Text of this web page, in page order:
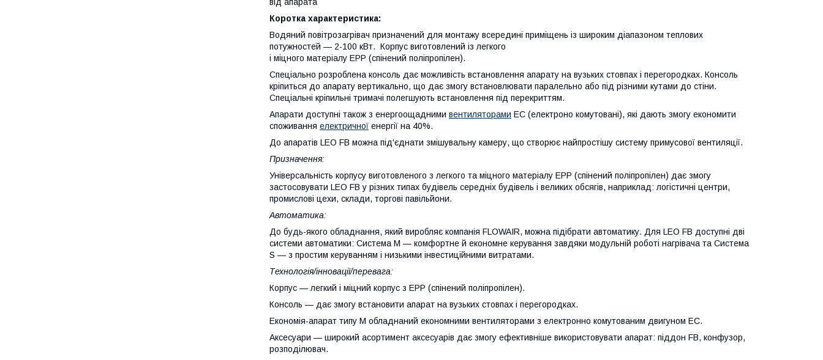
Коротка характеристика:
Водяний повітрозагрівач призначений для монтажу всередині приміщень із широким діапазоном теплових
потужностей — 2-100 кВт. Корпус виготовлений із легкого
і міцного матеріалу EPP (спінений поліпропілен).
Спеціально розроблена консоль дає можливість встановлення апарату на вузьких стовпах і перегородках. Консоль
кріпиться до апарату вертикально, що дає змогу встановлювати паралельно або під різними кутами до стіни.
Спеціальні кріпильні тримачі полегшують встановлення під перекриттям.
Апарати доступні також з енергоощадними вентиляторами EC (електроно комутовані), які дають змогу економити
споживання електричної енергії на 40%.
До апаратів LEO FB можна під'єднати змішувальну камеру, що створює найпростішу систему примусової вентиляції.
Призначення:
Універсальність корпусу виготовленого з легкого та міцного матеріалу EPP (спінений поліпропілен) дає змогу
застосовувати LEO FB у різних типах будівель середніх будівель і великих обсягів, наприклад: логістичні центри,
промислові цехи, склади, торгові павільйони.
Автоматика:
До будь-якого обладнання, який виробляє компанія FLOWAIR, можна підібрати автоматику. Для LEO FB доступні дві
системи автоматики: Система М — комфортне й економне керування завдяки модульній роботі нагрівача та Система
S — з простим керуванням і низькими інвестиційними витратами.
Технологія/інновації/перевага:
Корпус — легкий і міцний корпус з EPP (спінений поліпропілен).
Консоль — дає змогу встановити апарат на вузьких стовпах і перегородках.
Економія-апарат типу М обладнаний економними вентиляторами з електронно комутованим двигуном EC.
Аксесуари — широкий асортимент аксесуарів дає змогу ефективніше використовувати апарат: піддон FB, конфузор,
розподілювач.